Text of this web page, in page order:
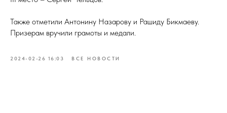
Также отметили Антонину Назарову и Рашиду Бикмаеву.
Призерам вручили грамоты и медали.
2024-02-26 16:03 ВСЕ НОВОСТИ